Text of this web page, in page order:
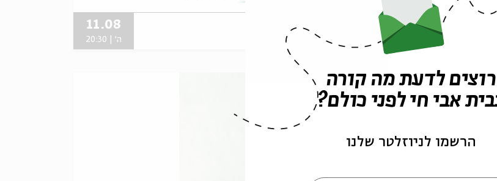
11.08
ה' | 20:30
רוצים לדעת מה קורה
אבי חי לפני כולם?
הרשמו לניוזלטר שלנו